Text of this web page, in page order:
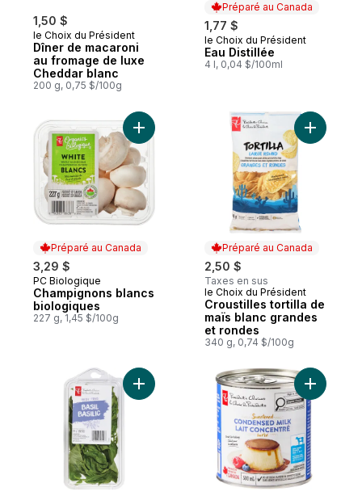
1,50 $
le Choix du Président
Dîner de macaroni
au fromage de luxe
Cheddar blanc
200 g, 0,75 $/100g
Préparé au Canada
1,77 $
Préparé au Canada
le Choix du Président
Eau Distillée
4 l, 0,04 $/100ml
Préparé au Canada
3,29 $
Préparé au Canada
PC Biologique
Champignons blancs
biologiques
227 g, 1,45 $/100g
Ajouter Champignons blancs biologiques
Préparé au Canada
2,50 $
Taxes en sus
Préparé au Canada
le Choix du Président
Croustilles tortilla de
maïs blanc grandes
et rondes
340 g, 0,74 $/100g
Ajouter Basil Frais au panier Ajouter